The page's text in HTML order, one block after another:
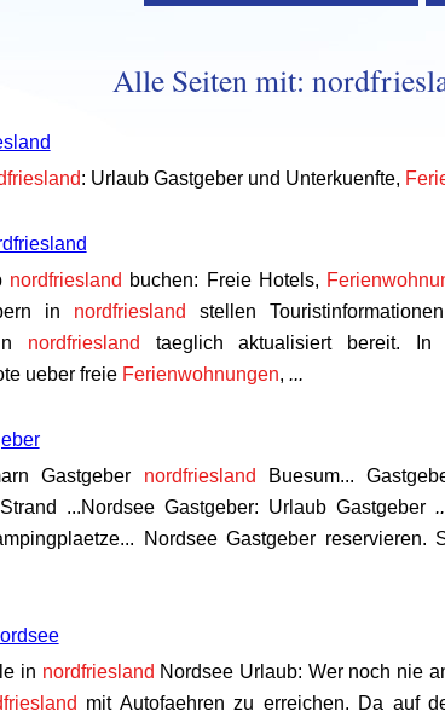
Alle Seiten mit:
: Urlaub Gastgeber und Unterkuenfte,
nordfriesland buchen: Freie Hotels,
in nordfrieslandstellen
nordfriesland taeglich aktualisiert bereit. In
ueber freie Ferienwohnungen, ...
Gastgeber nordfriesland
Buesum...
...Nordsee Gastgeber: Urlaub Gastgeber
Nordsee Gastgeber
in nordfriesland Nordsee Urlaub: Wer noch nie
mit Autofaehren zu erreichen. Da auf